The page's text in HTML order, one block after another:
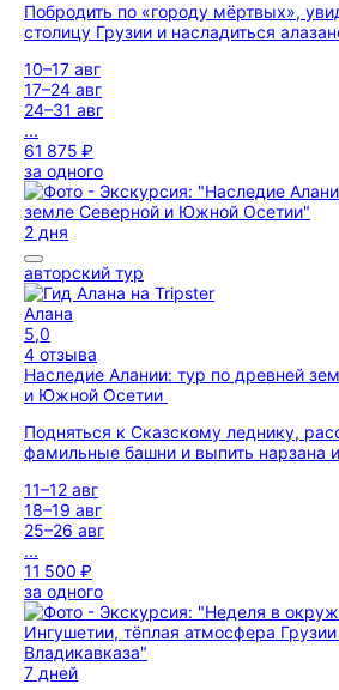
Побродить по «городу мёртвых»,
столицу Грузии и насладиться
10–17 авг
17–24 авг
24–31 авг
...
61 875 ₽
за одного
2 дня
авторский тур
Алана
5,0
4 отзыва
Наследие Алании: тур по древней
и Южной Осетии
Подняться к Сказскому леднику,
фамильные башни и выпить нарзана
11–12 авг
18–19 авг
25–26 авг
...
11 500 ₽
за одного
7 дней